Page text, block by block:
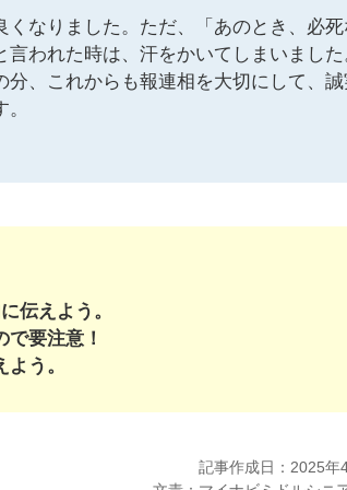
なりました。ただ、「あのとき、必死
われた時は、汗をかいてしまいました
、これからも報連相を大切にして、誠
伝えよう。
要注意！
う。
記事作成日：2025年